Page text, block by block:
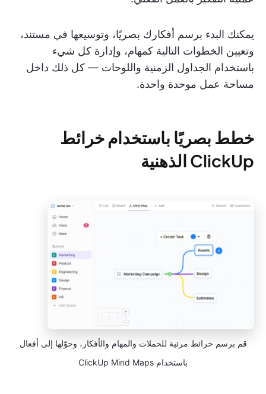
يمكنك البدء برسم أفكارك بصريًا، وتوسيعها في مستند،
وتعيين الخطوات التالية كمهام، وإدارة كل شيء
باستخدام الجداول الزمنية واللوحات — كل ذلك داخل
مساحة عمل موحدة واحدة.
خطط بصريًا باستخدام خرائط
ClickUp الذهنية
قم برسم خرائط مرئية للحملات والمهام والأفكار، وحوّلها إلى أفعال
باستخدام ClickUp Mind Maps